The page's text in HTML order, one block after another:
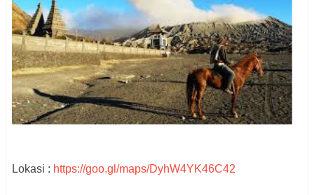
Lokasi : https://goo.gl/maps/DyhW4YK46C42